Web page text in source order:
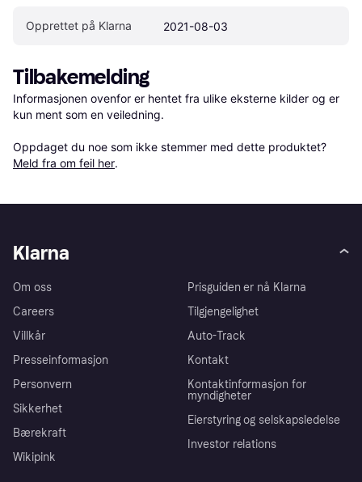
Opprettet på Klarna 2021-08-03
Tilbakemelding
Informasjonen ovenfor er hentet fra ulike eksterne kilder og er
kun ment som en veiledning.
Oppdaget du noe som ikke stemmer med dette produktet?
Meld fra om feil her.
Klarna
Om oss
Careers
Villkår
Presseinformasjon
Personvern
Sikkerhet
Bærekraft
Wikipink
Prisguiden er nå Klarna
Tilgjengelighet
Auto-Track
Kontakt
Kontaktinformasjon for
myndigheter
Eierstyring og selskapsledelse
Investor relations